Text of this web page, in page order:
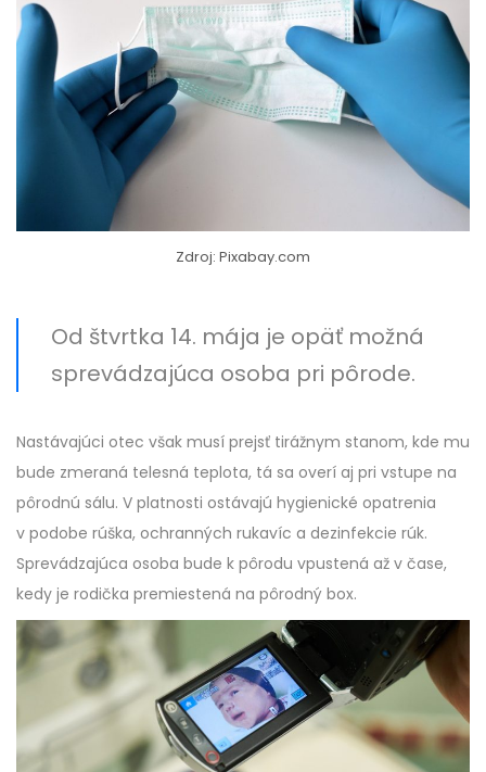
Zdroj: Pixabay.com
Od štvrtka 14. mája je opäť možná
sprevádzajúca osoba pri pôrode.
Nastávajúci otec však musí prejsť tirážnym stanom, kde mu
bude zmeraná telesná teplota, tá sa overí aj pri vstupe na
pôrodnú sálu. V platnosti ostávajú hygienické opatrenia
v podobe rúška, ochranných rukavíc a dezinfekcie rúk.
Sprevádzajúca osoba bude k pôrodu vpustená až v čase,
kedy je rodička premiestená na pôrodný box.